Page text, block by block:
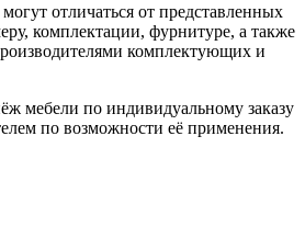
отличаться от представленных
комплектации, фурнитуре, а также
комплектующих и
мебели по индивидуальному заказу
по возможности её применения.